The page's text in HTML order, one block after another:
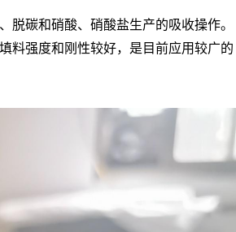
碳和硝酸、硝酸盐生产的吸收操作。
料强度和刚性较好，是目前应用较广的